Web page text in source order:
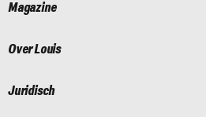
Magazine
Over Louis
Juridisch